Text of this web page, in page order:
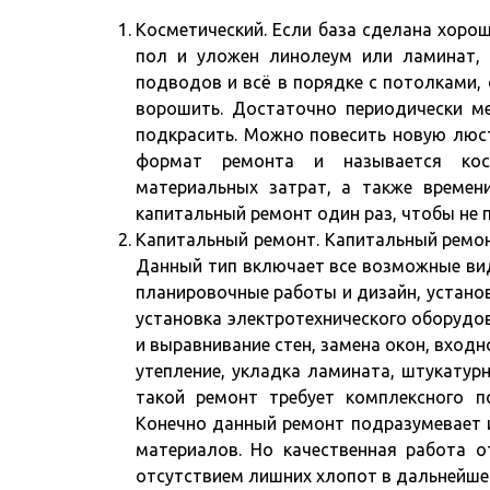
Косметический. Если база сделана
пол и уложен линолеум или ламинат,
подводов и всё в порядке с
ворошить. Достаточно периодически
подкрасить. Можно повесить новую
формат ремонта и называется
материальных затрат, а также
капитальный ремонт один раз, чтобы не
Капитальный ремонт. Капитальный
Данный тип включает все возможные
планировочные работы и дизайн,
установка электротехнического
и выравнивание стен, замена окон,
утепление, укладка ламината,
такой ремонт требует
Конечно данный ремонт подразумевает
материалов. Но качественная работа
отсутствием лишних хлопот в